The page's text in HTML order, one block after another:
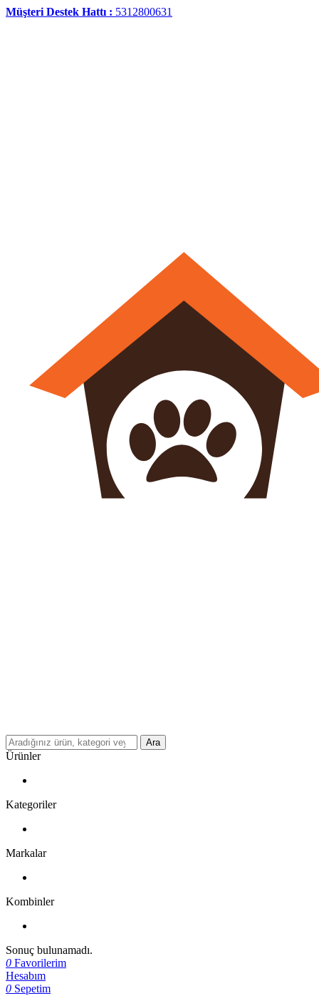
Müşteri Destek Hattı : 5312800631
Ara
Ürünler
Kategoriler
Markalar
Kombinler
Sonuç bulunamadı.
0 Favorilerim
Hesabım
0 Sepetim